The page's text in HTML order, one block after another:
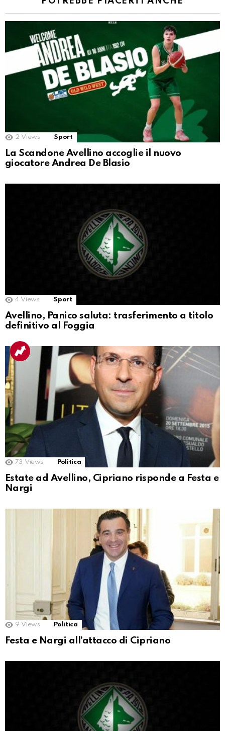
2 Views Sport
La Scandone Avellino accoglie il nuovo
giocatore Andrea De Blasio
4 Views Sport
Avellino, Panico saluta: trasferimento a titolo
definitivo al Foggia
73 Views Politica
Estate ad Avellino, Cipriano risponde a Festa e
Nargi
9 Views Politica
Festa e Nargi all’attacco di Cipriano